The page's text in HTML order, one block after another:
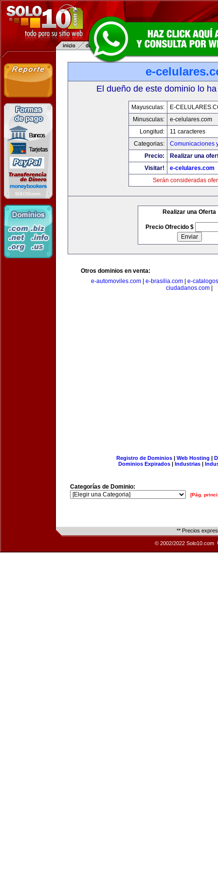
e-
El dueño de este dominio lo
Mayusculas:
E-
Minusculas:
e-celulares.com
Longitud:
11 caracteres
Categorias:
Comunicaciones
Precio:
Realizar una
Visitar!
e-celulares.com
Serán consideradas
Realizar una Oferta
Precio Ofrecido $
Otros dominios en venta:
e-automoviles.com
e-brasilia.com
e-
ciudadanos.com
Registro de Dominios| Web Hosting |
Dominios Expirados | Industrias |
Categorías de Dominio:
[Pág.
** Precios
© 2002/2022 Solo10.com